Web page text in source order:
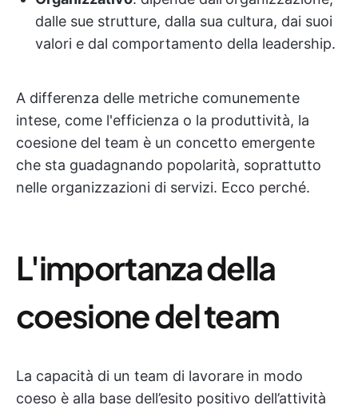
dalle sue strutture, dalla sua cultura, dai suoi
valori e dal comportamento della leadership.
A differenza delle metriche comunemente
intese, come l'efficienza o la produttività, la
coesione del team è un concetto emergente
che sta guadagnando popolarità, soprattutto
nelle organizzazioni di servizi. Ecco perché.
L'importanza della
coesione del team
La capacità di un team di lavorare in modo
coeso è alla base dell’esito positivo dell’attività